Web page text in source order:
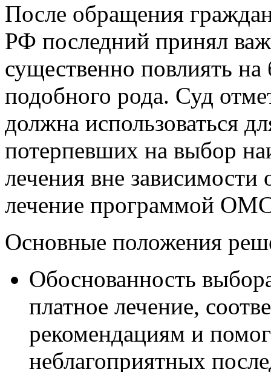
После обращения
РФ последний принял
существенно повлиять на
подобного рода. Суд
должна использоваться
потерпевших на выбор
лечения вне зависимости
лечение программой
Основные положения
Обоснованность
платное лечение,
рекомендациям и
неблагоприятных